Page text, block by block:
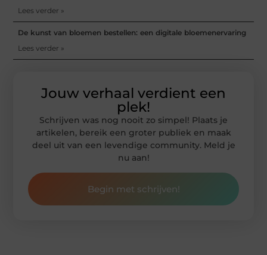
Lees verder »
De kunst van bloemen bestellen: een digitale bloemenervaring
Lees verder »
Jouw verhaal verdient een
plek!
Schrijven was nog nooit zo simpel! Plaats je
artikelen, bereik een groter publiek en maak
deel uit van een levendige community. Meld je
nu aan!
Begin met schrijven!